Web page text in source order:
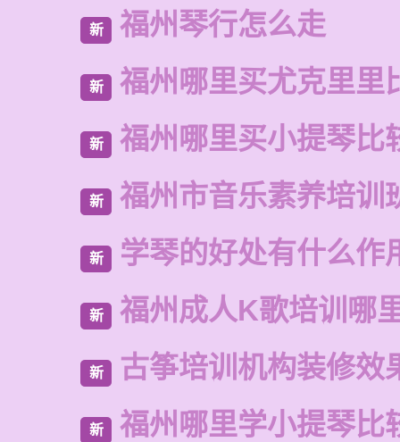
新 福州琴行怎么走
新 福州哪里买尤克里里
新 福州哪里买小提琴比
新 福州市音乐素养培训
新 学琴的好处有什么作
新 福州成人K歌培训哪
新 古筝培训机构装修效
新 福州哪里学小提琴比